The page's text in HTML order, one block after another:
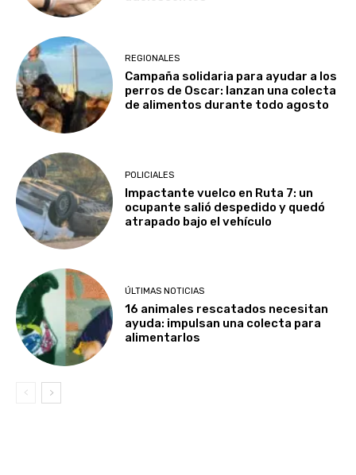
REGIONALES
Campaña solidaria para ayudar a los
perros de Oscar: lanzan una colecta
de alimentos durante todo agosto
POLICIALES
Impactante vuelco en Ruta 7: un
ocupante salió despedido y quedó
atrapado bajo el vehículo
ÚLTIMAS NOTICIAS
16 animales rescatados necesitan
ayuda: impulsan una colecta para
alimentarlos